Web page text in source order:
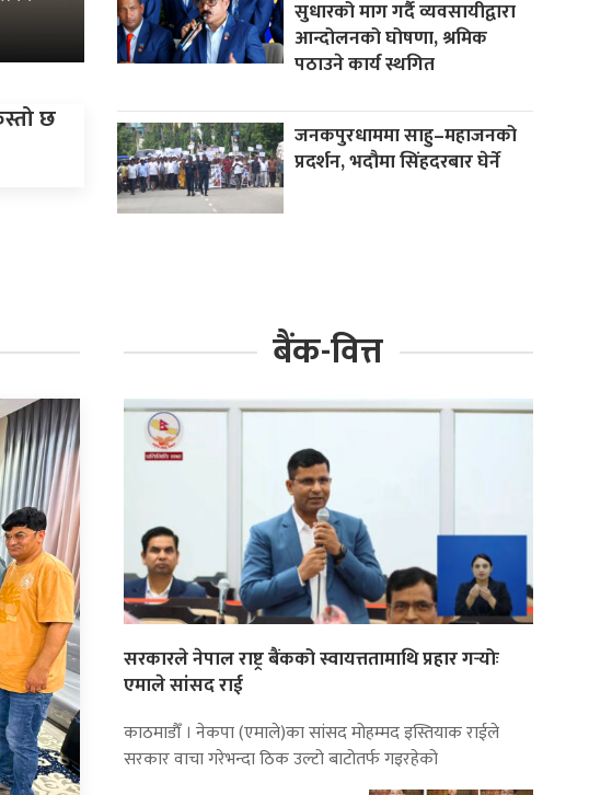
छ
सुधारको माग गर्दै व्यवसायीद्वारा
आन्दोलनको घोषणा, श्रमिक
पठाउने कार्य स्थगित
जनकपुरधाममा साहु–महाजनको
प्रदर्शन, भदौमा सिंहदरबार घेर्ने
बैंक-वित्त
सरकारले नेपाल राष्ट्र बैंकको स्वायत्ततामाथि प्रहार गर्‍योः
एमाले सांसद राई
काठमाडाैँ । नेकपा (एमाले)का सांसद मोहम्मद इस्तियाक राईले
सरकार वाचा गरेभन्दा ठिक उल्टो बाटोतर्फ गइरहेको